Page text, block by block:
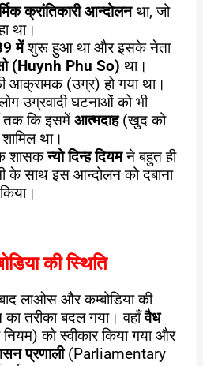
क्रांतिकारी आन्दोलनथा, जो
था।
मेंशुरू हुआ था और इसके नेता
(Huynh Phu So) था।
आक्रामक (उग्र) हो गया था।
उग्रवादी घटनाओं को भी
तक कि इसमेंआत्मदाह(खुद को
था।
के शासकन्यो दिन्ह दियमने बहुत ही
के साथ इस आन्दोलन को दबाना
की स्थिति
लाओस और कम्बोडिया की
तरीका बदल गया। वहाँवैध
को स्वीकार किया गया और
प्रणाली(Parliamentary